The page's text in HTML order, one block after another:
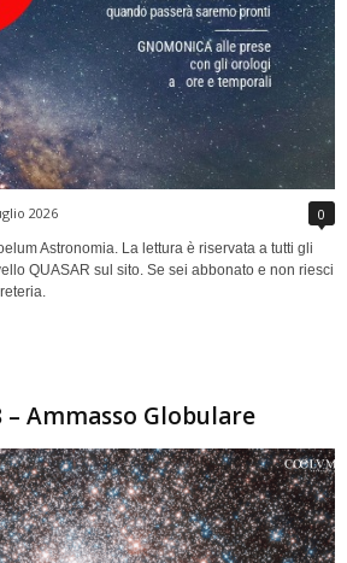
2026 0
Astronomia. La lettura è riservata a tutti gli
QUASAR sul sito. Se sei abbonato e non riesci
– Ammasso Globulare